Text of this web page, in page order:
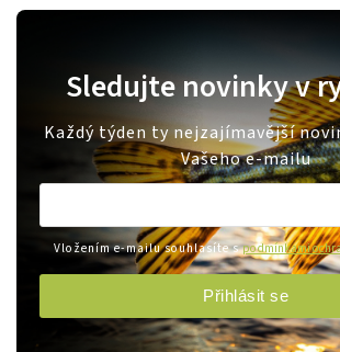
Sledujte novinky v
Každý týden ty nejzajímavější
Vašeho e-mailu
Vložením e-mailu souhlasíte spodmínkami
Přihlásit se